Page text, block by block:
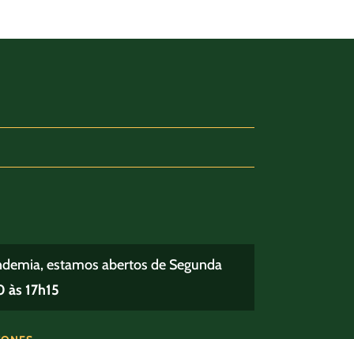
estamos abertos de Segunda
17h15